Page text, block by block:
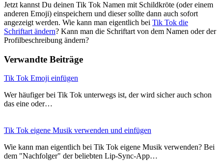
Jetzt kannst Du deinen Tik Tok Namen mit Schildkröte (oder einem
anderen Emoji) einspeichern und dieser sollte dann auch sofort
angezeigt werden. Wie kann man eigentlich bei Tik Tok die
Schriftart ändern? Kann man die Schriftart von dem Namen oder der
Profilbeschreibung ändern?
Verwandte Beiträge
Tik Tok Emoji einfügen
Wer häufiger bei Tik Tok unterwegs ist, der wird sicher auch schon
das eine oder…
Tik Tok eigene Musik verwenden und einfügen
Wie kann man eigentlich bei Tik Tok eigene Musik verwenden? Bei
dem "Nachfolger" der beliebten Lip-Sync-App…